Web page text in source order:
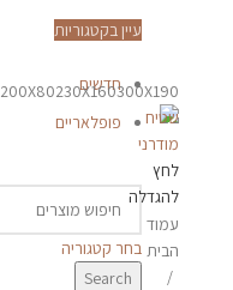
בחר קטגוריה
Search
עיין בקטגוריות
חדשים
פופלאריים
200X80230X160300X190
לחץ
להגדלה
עמוד
הבית